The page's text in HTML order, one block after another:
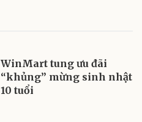
WinMart tung ưu đãi
“khủng” mừng sinh nhật
10 tuổi